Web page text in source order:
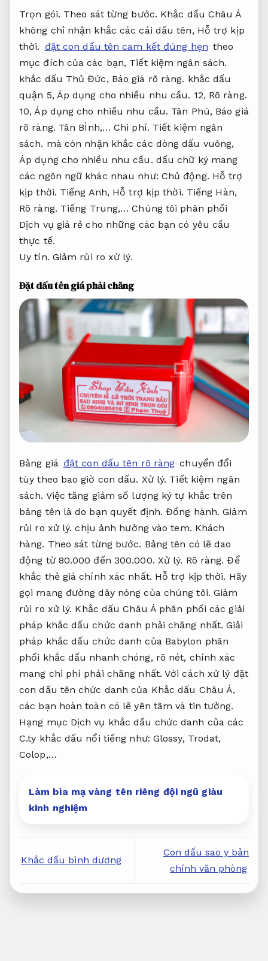
Trọn gói. Theo sát từng bước. Khắc dấu Châu Á
không chỉ nhận khắc các cái dấu tên, Hỗ trợ kịp
thời. đặt con dấu tên cam kết đúng hẹn theo
mục đích của các bạn, Tiết kiệm ngân sách.
khắc dấu Thủ Đức, Báo giá rõ ràng. khắc dấu
quận 5, Áp dụng cho nhiều nhu cầu. 12, Rõ ràng.
10,Áp dụng cho nhiều nhu cầu. Tân Phú, Báo giá
rõ ràng. Tân BÌnh,…Chi phí. Tiết kiệm ngân
sách. mà còn nhận khắc các dòng dấu vuông,
Áp dụng cho nhiều nhu cầu. dấu chữ ký mang
các ngôn ngữ khác nhau như: Chủ động. Hỗ trợ
kịp thời. Tiếng Anh, Hỗ trợ kịp thời. Tiếng Hàn,
Rõ ràng. Tiếng Trung,… Chúng tôi phân phối
Dịch vụ giá rẻ cho những các bạn có yêu cầu
thực tế.
Uy tín. Giảm rủi ro xử lý.
Đặt dấu tên giá phải chăng
Bảng giá đặt con dấu tên rõ ràng chuyển đổi
tùy theo bao giờ con dấu. Xử lý. Tiết kiệm ngân
sách. Việc tăng giảm số lượng ký tự khắc trên
bảng tên là do bạn quyết định.Đồng hành. Giảm
rủi ro xử lý. chịu ảnh hưởng vào tem. Khách
hàng. Theo sát từng bước. Bảng tên có lẽ dao
động từ 80.000 đến 300.000. Xử lý. Rõ ràng. Để
khắc thẻ giá chính xác nhất. Hỗ trợ kịp thời. Hãy
gọi mang đường dây nóng của chúng tôi. Giảm
rủi ro xử lý. Khắc dấu Châu Á phân phối các giải
pháp khắc dấu chức danh phải chăng nhất. Giải
pháp khắc dấu chức danh của Babylon phân
phối khắc dấu nhanh chóng, rõ nét, chính xác
mang chi phí phải chăng nhất. Với cách xử lý đặt
con dấu tên chức danh của Khắc dấu Châu Á,
các bạn hoàn toàn có lẽ yên tâm và tin tưởng.
Hạng mục Dịch vụ khắc dấu chức danh của các
C.ty khắc dấu nổi tiếng như: Glossy, Trodat,
Colop,…
Làm bìa mạ vàng tên riêng đội ngũ giàu
kinh nghiệm
Khắc dấu bình dương
Con dấu sao y bản
chính văn phòng